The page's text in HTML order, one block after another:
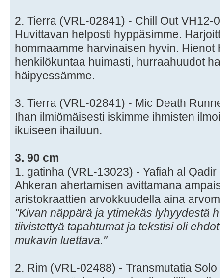
2. Tierra (VRL-02841) - Chill Out VH12-
Huvittavan helposti hyppäsimme.
hommaamme harvinaisen hyvin. Hienot
henkilökuntaa huimasti, hurraahuudot
häipyessämme.
3. Tierra (VRL-02841) - Mic Death
Ihan ilmiömäisesti iskimme ihmisten
ikuiseen ihailuun.
3. 90 cm
1. gatinha (VRL-13023) - Yafiah al
Ahkeran ahertamisen avittamana
aristokraattien arvokkuudella aina
"Kivan näppärä ja ytimekäs lyhyydestä
tiivistettyä tapahtumat ja tekstisi oli
mukavin luettava."
2. Rim (VRL-02488) - Transmutatia